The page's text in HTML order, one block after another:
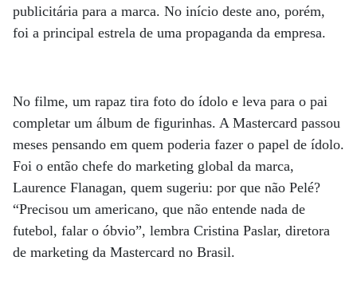
publicitária para a marca. No início deste ano, porém,
foi a principal estrela de uma propaganda da empresa.
No filme, um rapaz tira foto do ídolo e leva para o pai
completar um álbum de figurinhas. A Mastercard passou
meses pensando em quem poderia fazer o papel de ídolo.
Foi o então chefe do marketing global da marca,
Laurence Flanagan, quem sugeriu: por que não Pelé?
“Precisou um americano, que não entende nada de
futebol, falar o óbvio”, lembra Cristina Paslar, diretora
de marketing da Mastercard no Brasil.